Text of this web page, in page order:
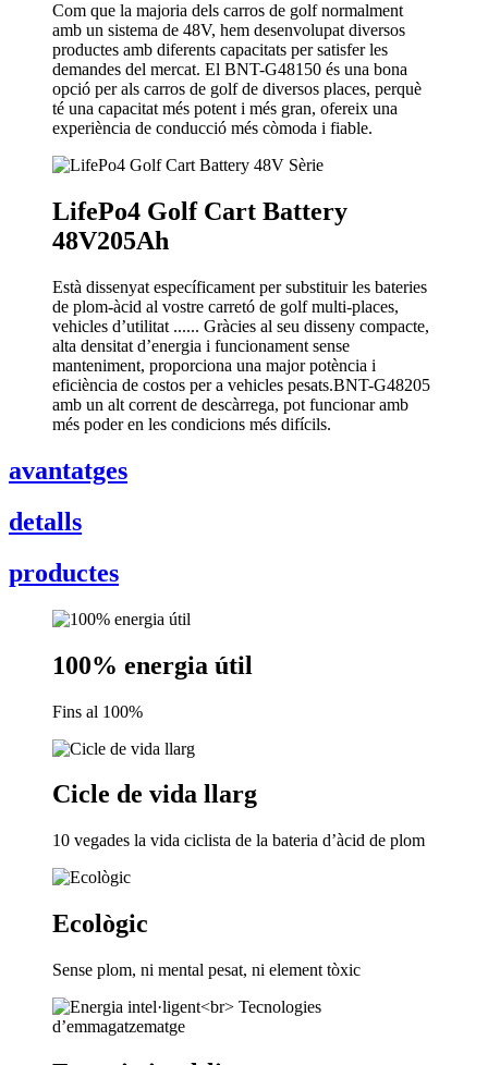
Com que la majoria dels carros de golf normalment
amb un sistema de 48V, hem desenvolupat diversos
productes amb diferents capacitats per satisfer les
demandes del mercat. El BNT-G48150 és una bona
opció per als carros de golf de diversos places, perquè
té una capacitat més potent i més gran, ofereix una
experiència de conducció més còmoda i fiable.
LifePo4 Golf Cart Battery
48V205Ah
Està dissenyat específicament per substituir les bateries
de plom-àcid al vostre carretó de golf multi-places,
vehicles d’utilitat ...... Gràcies al seu disseny compacte,
alta densitat d’energia i funcionament sense
manteniment, proporciona una major potència i
eficiència de costos per a vehicles pesats.BNT-G48205
amb un alt corrent de descàrrega, pot funcionar amb
més poder en les condicions més difícils.
avantatges
detalls
productes
100% energia útil
Fins al 100%
Cicle de vida llarg
10 vegades la vida ciclista de la bateria d’àcid de plom
Ecològic
Sense plom, ni mental pesat, ni element tòxic